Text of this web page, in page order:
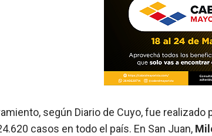
según Diario de Cuyo, fue realizado
casos en todo el país. En San Juan,